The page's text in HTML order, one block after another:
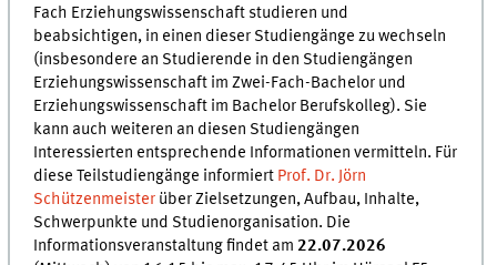
Fach Erziehungswissenschaft studieren und
beabsichtigen, in einen dieser Studiengänge zu wechseln
(insbesondere an Studierende in den Studiengängen
Erziehungswissenschaft im Zwei-Fach-Bachelor und
Erziehungswissenschaft im Bachelor Berufskolleg). Sie
kann auch weiteren an diesen Studiengängen
Interessierten entsprechende Informationen vermitteln. Für
diese Teilstudiengänge informiert Prof. Dr. Jörn
Schützenmeister über Zielsetzungen, Aufbau, Inhalte,
Schwerpunkte und Studienorganisation. Die
Informationsveranstaltung findet am22.07.2026